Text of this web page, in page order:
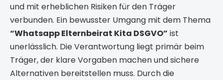
und mit erheblichen Risiken für den Träger
verbunden. Ein bewusster Umgang mit dem Thema
“Whatsapp Elternbeirat Kita DSGVO” ist
unerlässlich. Die Verantwortung liegt primär beim
Träger, der klare Vorgaben machen und sichere
Alternativen bereitstellen muss. Durch die